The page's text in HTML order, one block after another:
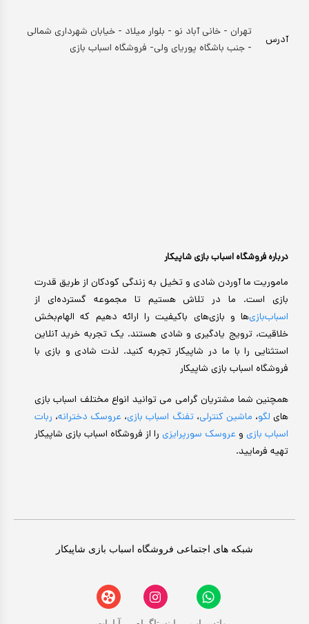
درباره فروشگاه اسباب بازی شاپیکار
ماموریت ما آوردن شادی و تخیل به زندگی کودکان از طریق قدرت
بازی است. ما در تلاش هستیم تا مجموعه گسترده‌ای از
اسباب‌بازی‌ها و بازی‌های باکیفیت را ارائه دهیم که الهام‌بخش
خلاقیت، ترویج یادگیری و شادی هستند. یک تجربه خرید آنلاین
استثنایی را با ما در شاپیکار تجربه کنید. لذت شادی و بازی با
فروشگاه اسباب بازی شاپیکار
همچنین شما مشتریان گرامی می توانید انواع مختلف اسباب بازی
های لگو، ماشین کنترلی،تفنگ اسباب بازی، عروسک دخترانه، ربات
اسباب بازی و عروسک سورپرایزی را از فروشگاه اسباب بازی شاپیکار
تهیه فرمایید.
آدرس
تهران - خانی آباد نو - بلوار میلاد - خیابان شهرداری شمالی
- جنب باشگاه پوریای ولی- فروشگاه اسباب بازی
شبکه های اجتماعی فروشگاه اسباب بازی شاپیکار